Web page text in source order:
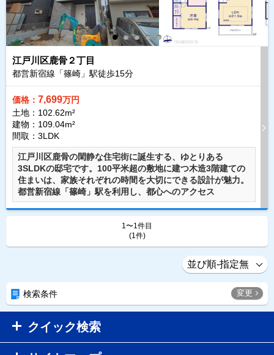
江戸川区鹿骨２丁目
都営新宿線「篠崎」駅徒歩15分
価格： 7,699万円
土地：102.62m²
建物：109.04m²
間取：3LDK
江戸川区鹿骨の閑静な住宅街に誕生する、ゆとりある
3SLDKの邸宅です。100平米超の敷地に建つ木造3階建ての
住まいは、家族それぞれの時間を大切にできる設計が魅力。
都営新宿線「篠崎」駅を利用し、都心へのアクセス
1〜1件目
(1件)
検索条件 変更
クイック検索